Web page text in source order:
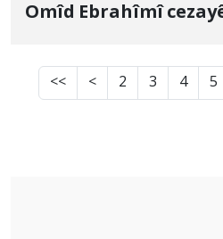
Omîd Ebrahîmî
<< < 2 3 4 5